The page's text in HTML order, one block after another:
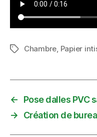
Étiquettes
Chambre, Papier
←
Pose dalles PVC
→
Création de